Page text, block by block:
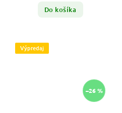
Do košíka
Výpredaj
–26 %